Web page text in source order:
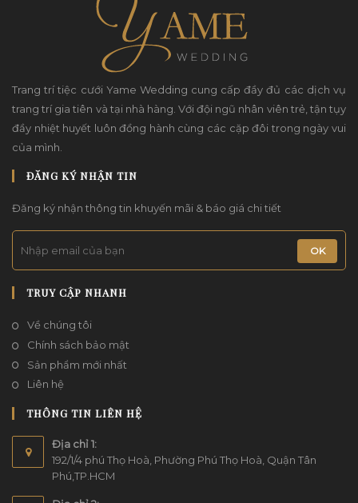
Trang trí tiệc cưới Yame Wedding cung cấp đầy đủ các dịch vụ
trang trí gia tiên và tại nhà hàng. Với đội ngũ nhân viên trẻ, tận tụy
đầy nhiệt huyết luôn đồng hành cùng các cặp đôi trong ngày vui
của mình.
ĐĂNG KÝ NHẬN TIN
Đăng ký nhận thông tin khuyến mãi & báo giá chi tiết
OK
TRUY CẬP NHANH
Về chúng tôi
Chính sách bảo mật
Sản phẩm mới nhất
Liên hệ
THÔNG TIN LIÊN HỆ
Địa chỉ 1:
192/1/4 phú Thọ Hoà, Phường Phú Thọ Hoà, Quận Tân
Phú,TP.HCM